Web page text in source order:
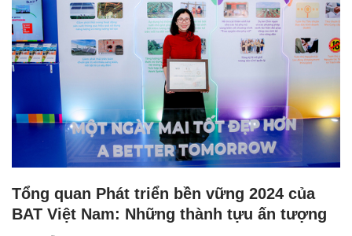
Tổng quan Phát triển bền vững 2024 của
BAT Việt Nam: Những thành tựu ấn tượng